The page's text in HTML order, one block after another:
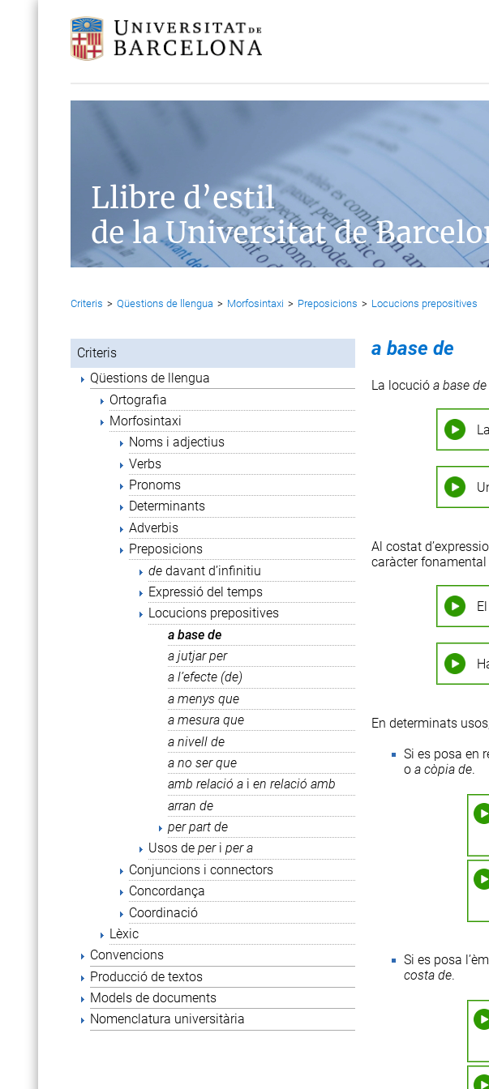
Llibre d’estil
de la Universitat de
Criteris > Qüestions de llengua > Morfosintaxi > Preposicions > Locucions prepositives
Criteris
Qüestions de llengua
Ortografia
Morfosintaxi
Noms i adjectius
Verbs
Pronoms
Determinants
Adverbis
Preposicions
de davant d’infinitiu
Expressió del temps
Locucions prepositives
a base de
a jutjar per
a l’efecte (de)
a menys que
a mesura que
a nivell de
a no ser que
amb relació a i en relació amb
arran de
per part de
Usos de peri per a
Conjuncions i connectors
Concordança
Coordinació
Lèxic
Convencions
Producció de textos
Models de documents
Nomenclatura universitària
a base de
La locució a base de
Al costat
caràcter
En determinats
Si es posa en
o a còpia de.
Si es posa
costa de.